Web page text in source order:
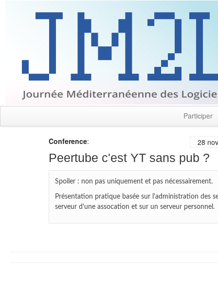
Participer
Conference: 28
Peertube c'est YT sans pub ?
Spoiler : non pas uniquement et pas nécessairement.
Présentation pratique basée sur l'administration des
serveur d'une assocation et sur un serveur personnel.